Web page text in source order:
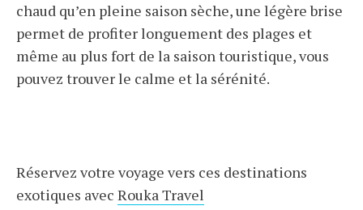
chaud qu’en pleine saison sèche, une légère brise
permet de profiter longuement des plages et
même au plus fort de la saison touristique, vous
pouvez trouver le calme et la sérénité.
Réservez votre voyage vers ces destinations
exotiques avec Rouka Travel